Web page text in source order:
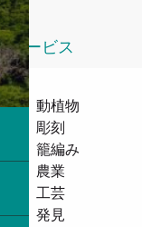
サービス
動植物
彫刻
籠編み
農業
工芸
発見